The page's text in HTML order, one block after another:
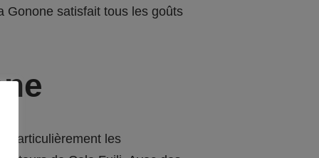
Gonone satisfait tous les goûts
particulièrement les